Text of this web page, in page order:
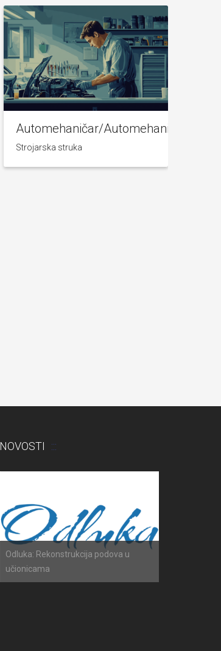
Automehaničar/Automehaničarka
Strojarska struka
NOVOSTI
Odluka: Rekonstrukcija podova u
učionicama